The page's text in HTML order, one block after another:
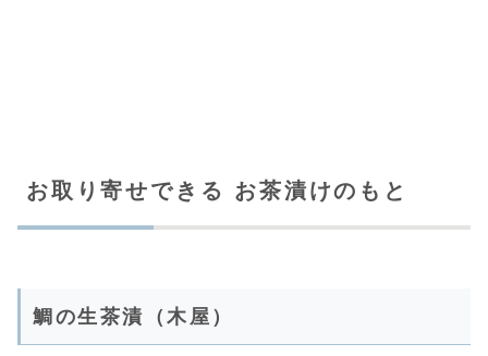
お取り寄せできる お茶漬けのもと
鯛の生茶漬（木屋）